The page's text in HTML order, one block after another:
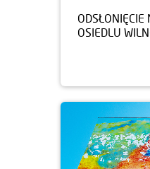
ODSŁONIĘCIE
OSIEDLU